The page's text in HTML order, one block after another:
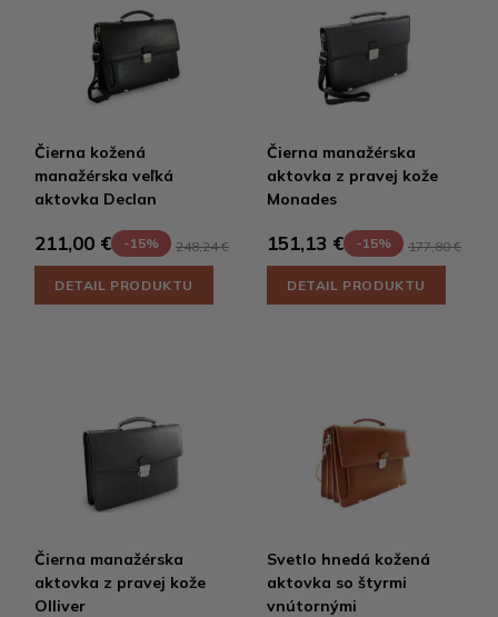
Čierna kožená
manažérska veľká
aktovka Declan
211,00 € -15% 248,24 €
DETAIL PRODUKTU
Čierna manažérska
aktovka z pravej kože
Monades
151,13 € -15% 177,80 €
DETAIL PRODUKTU
Čierna manažérska
aktovka z pravej kože
Olliver
Svetlo hnedá kožená
aktovka so štyrmi
vnútornými